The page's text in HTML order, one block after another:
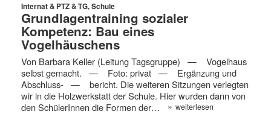
Internat & PTZ & TG, Schule
Grundlagentraining sozialer
Kompetenz: Bau eines
Vogelhäuschens
Von Barbara Keller (Leitung Tagsgruppe) — Vogelhaus
selbst gemacht. — Foto: privat — Ergänzung und
Abschluss- — bericht. Die weiteren Sitzungen verlegten
wir in die Holzwerkstatt der Schule. Hier wurden dann von
den SchülerInnen die Formen der…
» weiterlesen